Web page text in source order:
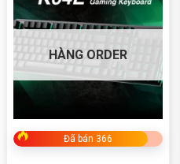
HÀNG ORDER
Đã bán 366